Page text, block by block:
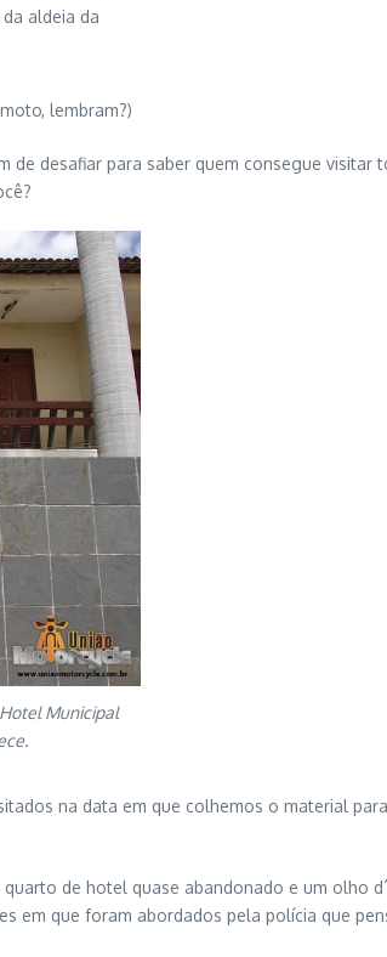
aldeia da
lembram?)
desafiar para saber quem consegue visitar
Municipal
na data em que colhemos o material
de hotel quase abandonado e um olho
em que foram abordados pela polícia que